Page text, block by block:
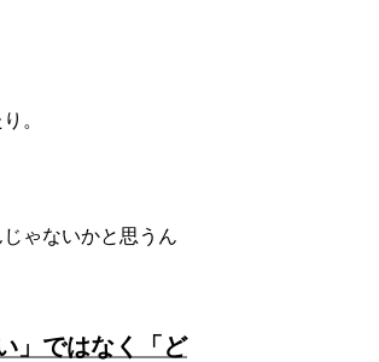
。
ゃないかと思うん
」ではなく「ど